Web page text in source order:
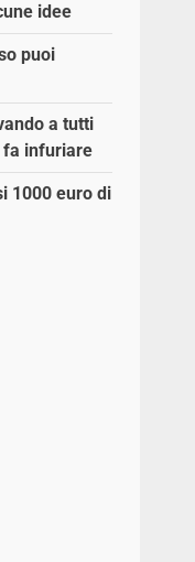
idee
puoi
a tutti
fa infuriare
1000 euro di